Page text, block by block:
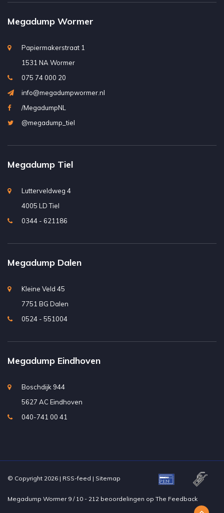
Megadump Wormer
Papiermakerstraat 1
1531 NA Wormer
075 74 000 20
info@megadumpwormer.nl
/MegadumpNL
@megadump_tiel
Megadump Tiel
Lutterveldweg 4
4005 LD Tiel
0344 - 621186
Megadump Dalen
Kleine Veld 45
7751 BG Dalen
0524 - 551004
Megadump Eindhoven
Boschdijk 944
5627 AC Eindhoven
040-741 00 41
© Copyright 2026 | RSS-feed | Sitemap
Megadump Wormer 9 / 10 - 212 beoordelingen op The Feedback